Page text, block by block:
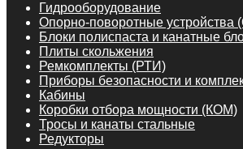
Гидрооборудование
Опорно-поворотные устройства
Блоки полиспаста и канатные
Плиты скольжения
Ремкомплекты (РТИ)
Приборы безопасности и
Кабины
Коробки отбора мощности (КОМ)
Тросы и канаты стальные
Редукторы